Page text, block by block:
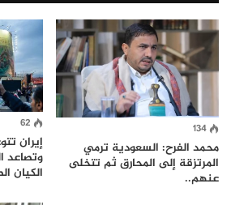
134
محمد الفرح: السعودية ترمي
المرتزقة إلى المحارق ثم تتخلى
عنهم..
62
إيران
وتصاعد
الكيان